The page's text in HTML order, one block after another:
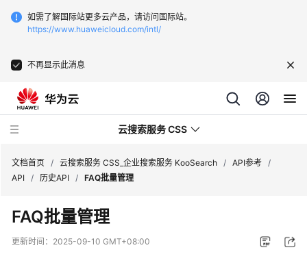
如需了解国际站更多云产品，请访问国际站。
https://www.huaweicloud.com/intl/
不再显示此消息
云搜索服务 CSS
产
文档首页 / 云搜索服务 CSS_企业搜索服务 KooSearch / API参考 /
API / 历史API / FAQ批量管理
FAQ批量管理
更新时间： 2025-09-10 GMT+08:00